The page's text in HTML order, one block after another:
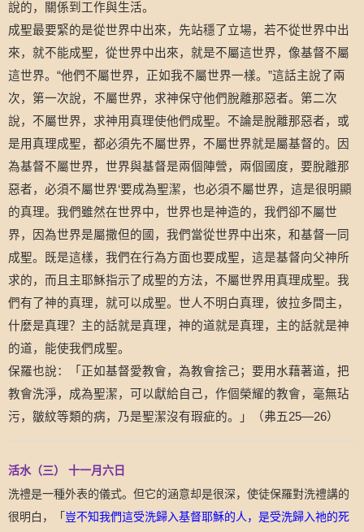
說的，關係到工作與生活。
成聖最要緊的是從世界中出來，先站穩了立場，若不從世界中出
來，就不能成聖，從世界中出來，就是不屬這世界，像基督不屬
這世界。 “他們不屬世界，正如我不屬世界一樣。 ”這話主說了兩
次，第一次說，不屬世界，求神保守他們脫離那惡者。第二次
說，不屬世界，求神用真理使他們成聖。不論是脫離那惡者，或
是用真理成聖，都必須先不屬世界，不屬世界就是屬基督的。因
為基督不屬世界，世界與基督是兩個陣營，兩個國度，要脫離那
惡者，必須不屬世界‘要成為聖潔，也必須不屬世界，這是很明顯
的真理。我們雖然在世界中，世界也是神造的，我們卻不屬世
界，因為世界是屬撒但的國，我們當從世界中出來，和基督一同
成聖。既是這樣，我們在行為方面也要成聖，這是基督向父神所
求的，而且主耶穌指示了成聖的方法，不屬世界用真理成聖。我
們有了神的真理，就可以成聖。世人不明白真理，彼拉多間主，
什麼是真理？主的話就是真理，神的道就是真理，主的話就是神
的道，能使我們成聖。
保羅也說：
「 正如基督愛教會，為教會捨己；要用水藉著道，把
教會洗淨，成為聖潔，可以獻給自己，作個榮耀的教會，毫無玷
污，皺紋等類的病，乃是聖潔沒有瑕疵的。
」 （弗五25—26）
活水（三） 十一月六日
洗禮是一種外表的儀式。但它的涵意却是很深，使徒保羅對洗禮講的
很明白，「 豈不知我們這受洗歸入基督耶穌的人，是受洗歸入祂的死